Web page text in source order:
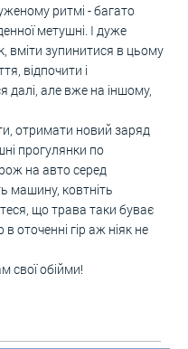
ритмі - багато
метушні. І дуже
вміти зупинитися в цьому
відпочити і
далі, але вже на іншому,
отримати новий заряд
прогулянки по
на авто серед
машину, ковтніть
що трава таки буває
оточенні гір аж ніяк не
свої обійми!